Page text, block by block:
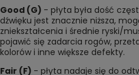
Good (G) - płyta była dość
dźwięku jest znacznie niższa,
zniekształcenia i średnie ryski/
pojawić się zadarcia rogów,
kolorów i inne większe defekty.
Fair (F) - płyta nadaje się do